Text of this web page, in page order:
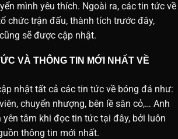
mình yêu thích. Ngoài ra, các tin tức về
chức trận đấu, thành tích trước đây,
sẽ được cập nhật.
VÀ THÔNG TIN MỚI NHẤT VỀ
nhật tất cả các tin tức về bóng đá như:
chuyển nhượng, bên lề sân cỏ,… Anh
yên tâm khi đọc tin tức tại đây, bởi luôn
thông tin mới nhất.